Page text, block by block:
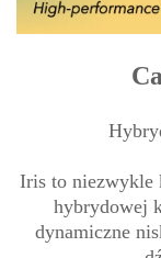
Iris to niezwykle
hybrydowej
dynamiczne